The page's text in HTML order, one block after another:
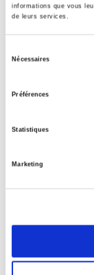
informations que vous
de leurs services.
Nécessaires
Préférences
Statistiques
Marketing
Specifications
Publisher
Author
Collection
Language
>History